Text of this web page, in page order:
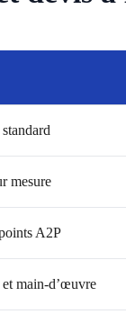
mesure
A2P
main-d’œuvre